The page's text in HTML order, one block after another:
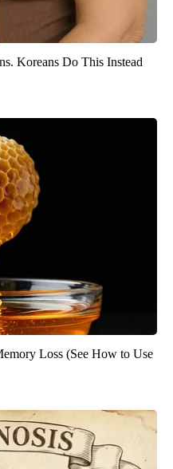
Koreans Do This Instead
Loss (See How to Use